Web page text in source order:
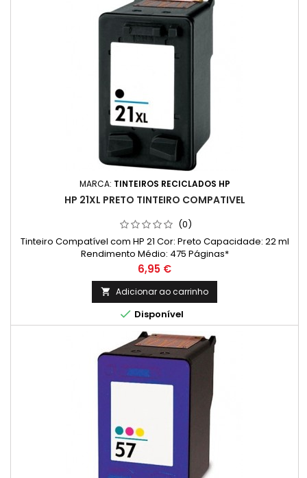
MARCA: TINTEIROS RECICLADOS HP
HP 21XL PRETO TINTEIRO COMPATIVEL
(0)
Tinteiro Compatível com HP 21 Cor: Preto Capacidade: 22 ml
Rendimento Médio: 475 Páginas*
Preço
6,95 €
 Adicionar ao carrinho
 Disponível